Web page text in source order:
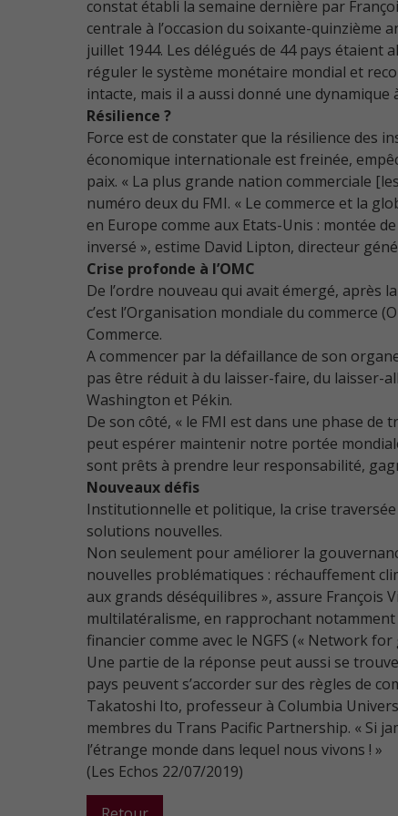
constat établi la semaine dernière par
centrale à l’occasion du soixante-quinzième
juillet 1944. Les délégués de 44 pays étaient
réguler le système monétaire mondial et
intacte, mais il a aussi donné une
Résilience ?
Force est de constater que la résilience des
économique internationale est freinée,
paix. « La plus grande nation commerciale
numéro deux du FMI. « Le commerce et la
en Europe comme aux Etats-Unis : montée
inversé », estime David Lipton, directeur
Crise profonde à l’OMC
De l’ordre nouveau qui avait émergé, après
c’est l’Organisation mondiale du commerce
Commerce.
A commencer par la défaillance de son
pas être réduit à du laisser-faire, du laisser-
Washington et Pékin.
De son côté, « le FMI est dans une phase
peut espérer maintenir notre portée
sont prêts à prendre leur responsabilité,
Nouveaux défis
Institutionnelle et politique, la crise
solutions nouvelles.
Non seulement pour améliorer la
nouvelles problématiques : réchauffement
aux grands déséquilibres », assure François
multilatéralisme, en rapprochant
financier comme avec le NGFS (« Network
Une partie de la réponse peut aussi se
pays peuvent s’accorder sur des règles de
Takatoshi Ito, professeur à Columbia
membres du Trans Pacific Partnership. « Si
l’étrange monde dans lequel nous vivons ! »
(Les Echos 22/07/2019)